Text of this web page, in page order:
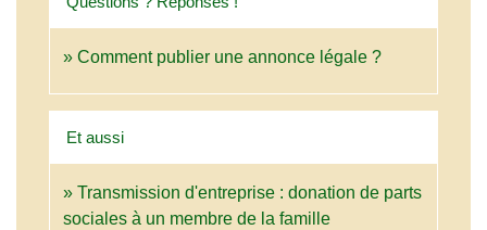
Comment publier une annonce légale ?
Et aussi
Transmission d'entreprise : donation de parts
sociales à un membre de la famille